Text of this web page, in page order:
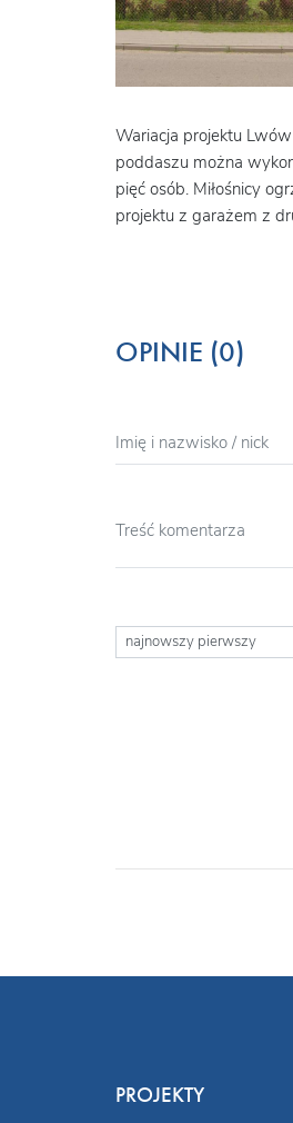
Wariacja projektu
poddaszu można
pięć osób. Miłośnicy
projektu z garażem z
OPINIE (0)
PROJEKTY